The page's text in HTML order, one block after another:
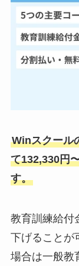
Winスクール
て132,330円
す。
教育訓練給付
下げることが
場合は一般教